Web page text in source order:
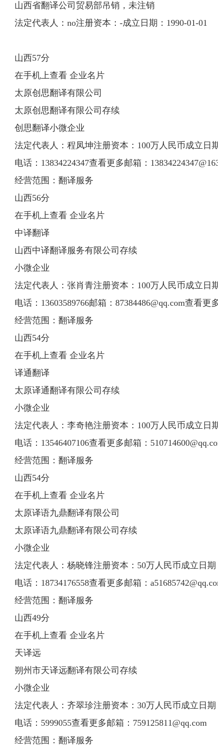
山西省翻译公司贸易部吊销，未注销
法定代表人：no注册资本：-成立日期：1990-01-01
山西57分
在手机上查看 企业名片
太原创思翻译有限公司
太原创思翻译有限公司存续
创思翻译小微企业
法定代表人：程凤坤注册资本：100万人民币成立日
电话：13834224347查看更多邮箱：
经营范围：翻译服务
山西56分
在手机上查看 企业名片
中译翻译
山西中译翻译服务有限公司存续
小微企业
法定代表人：张肖青注册资本：100万人民币成立日
电话：13603589766邮箱： 87384486@qq.com查看更
经营范围：翻译服务
山西54分
在手机上查看 企业名片
译通翻译
太原译通翻译有限公司存续
小微企业
法定代表人：李奇艳注册资本：100万人民币成立日
电话：13546407106查看更多邮箱：
经营范围：翻译服务
山西54分
在手机上查看 企业名片
太原译语九鼎翻译有限公司
太原译语九鼎翻译有限公司存续
小微企业
法定代表人：杨晓锋注册资本：50万人民币成立日期
电话：18734176558查看更多邮箱：
经营范围：翻译服务
山西49分
在手机上查看 企业名片
天译远
朔州市天译远翻译有限公司存续
小微企业
法定代表人：齐翠珍注册资本：30万人民币成立日期
电话：5999055查看更多邮箱： 759125811@qq.com
经营范围：翻译服务